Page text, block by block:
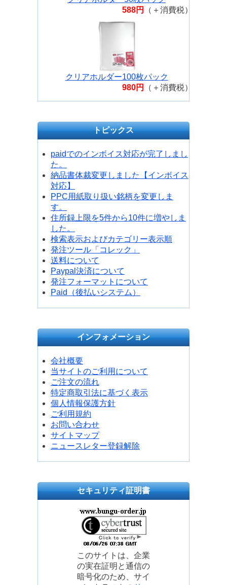
588円
（＋消費税）
クリアホルダー100枚パック
980円
（＋消費税）
トピックス
paidでのインボイス対応が完了しまし
た。
納品書体裁変更しました【インボイス
対応】
PPC用紙取り扱い銘柄を変更しま
す。
住所録上限を5件から10件に増やしま
した。
検索表示およびカテゴリー表示順
発注ツール「コレック」
送料について
Paypal決済について
発注フォーマットについて
Paid（後払いシステム）
インフォメーション
会社概要
当サイトのご利用について
ご注文の流れ
特定商取引法に基づく表示
個人情報保護方針
ご利用規約
お問い合わせ
サイトマップ
ニュースレター登録解除
セキュリティ証明書
このサイトは、企業
の実在証明と通信の
暗号化のため、サイ